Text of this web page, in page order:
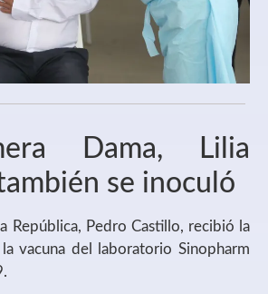
Dama, Lilia
se inoculó
República, Pedro Castillo, recibió la
vacuna del laboratorio Sinopharm